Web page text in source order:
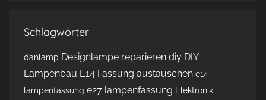
Schlagwörter
danlamp Designlampe reparieren diy DIY
Lampenbau E14 Fassung austauschen e14
lampenfassung e27 lampenfassung Elektronik